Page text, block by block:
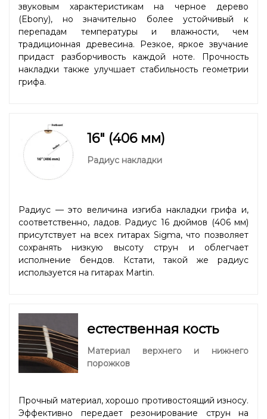
звуковым характеристикам на черное дерево
(Ebony), но значительно более устойчивый к
перепадам температуры и влажности, чем
традиционная древесина. Резкое, яркое звучание
придаст разборчивость каждой ноте. Прочность
накладки также улучшает стабильность геометрии
грифа.
16" (406 мм)
Радиус накладки
Радиус — это величина изгиба накладки грифа и,
соответственно, ладов. Радиус 16 дюймов (406 мм)
присутствует на всех гитарах Sigma, что позволяет
сохранять низкую высоту струн и облегчает
исполнение бендов. Кстати, такой же радиус
используется на гитарах Martin.
естественная кость
Материал верхнего и нижнего
порожков
Прочный материал, хорошо противостоящий износу.
Эффективно передает резонирование струн на